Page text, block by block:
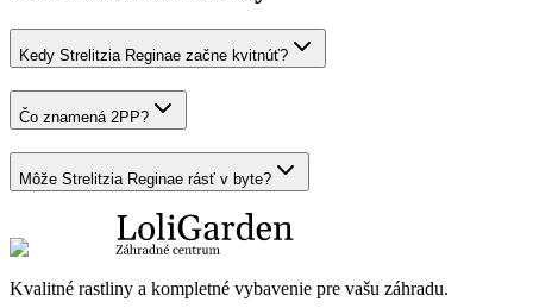
Kedy Strelitzia Reginae začne kvitnúť?
Čo znamená 2PP?
Môže Strelitzia Reginae rásť v byte?
Kvalitné rastliny a kompletné vybavenie pre vašu záhradu.